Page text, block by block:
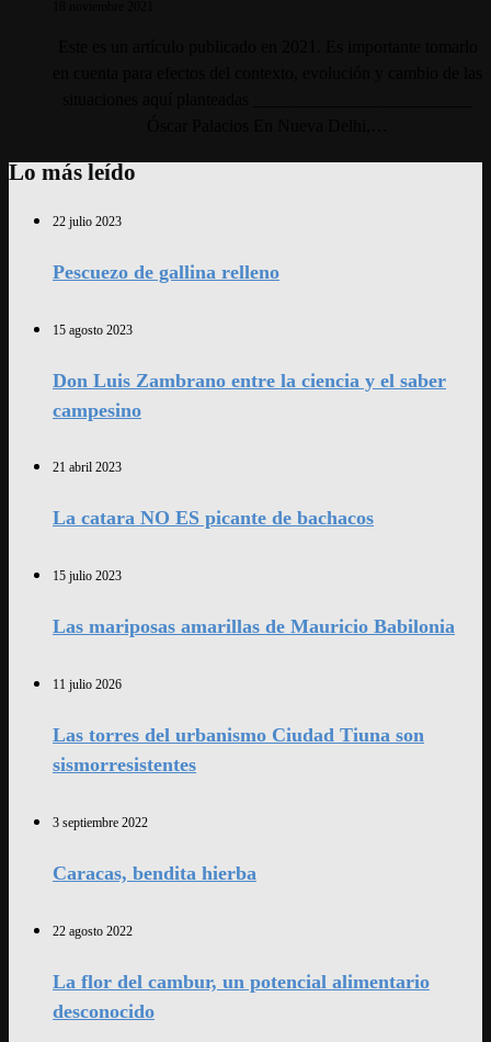
Lo más leído
22 julio 2023
Pescuezo de gallina relleno
15 agosto 2023
Don Luis Zambrano entre la ciencia y el saber
campesino
21 abril 2023
La catara NO ES picante de bachacos
15 julio 2023
Las mariposas amarillas de Mauricio Babilonia
11 julio 2026
Las torres del urbanismo Ciudad Tiuna son
sismorresistentes
3 septiembre 2022
Caracas, bendita hierba
22 agosto 2022
La flor del cambur, un potencial alimentario
desconocido